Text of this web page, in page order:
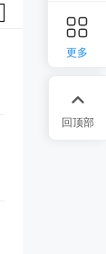
更多
回顶部